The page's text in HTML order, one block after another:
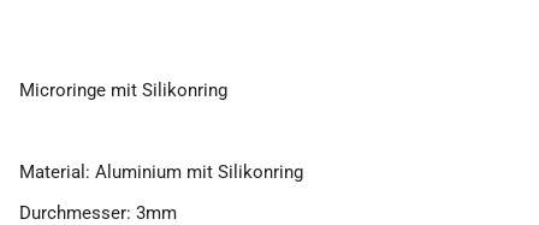
Microringe mit Silikonring
Material: Aluminium mit Silikonring
Durchmesser: 3mm